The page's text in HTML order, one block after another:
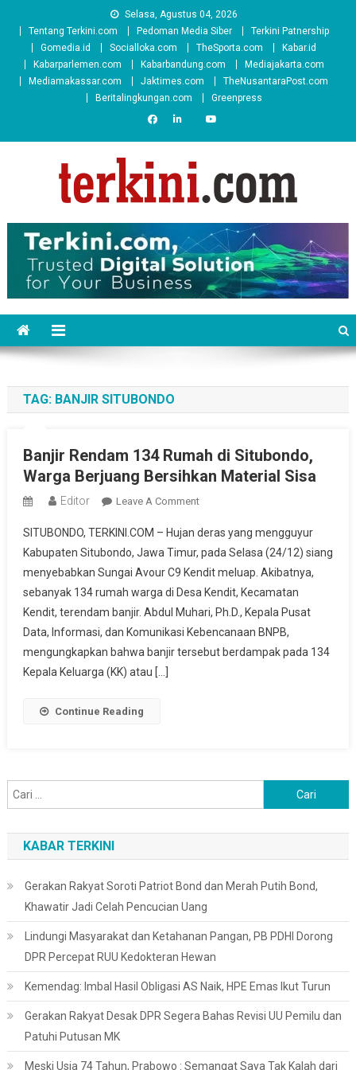
Selasa, Agustus 04, 2026
Tentang Terkini.com
Pedoman Media Siber
Terkini Patnership
Gomedia.id
Socialloka.com TheSporta.com
Kabar.id
Kabarparlemen.com
Kabarbandung.com
Mediajakarta.com
Mediamakassar.com
Jaktimes.com
TheNusantaraPost.com
Beritalingkungan.com
Greenpress
TAG: BANJIR SITUBONDO
Banjir Rendam 134 Rumah di Situbondo,
Warga Berjuang Bersihkan Material Sisa
Editor Leave A CommentOn
Rendam
134
Rumah
Di
Situbondo,
Warga
Berjuang
SITUBONDO, TERKINI.COM – Hujan deras yang mengguyur
Kabupaten Situbondo, Jawa Timur, pada Selasa (24/12) siang
menyebabkan Sungai Avour C9 Kendit meluap. Akibatnya,
sebanyak 134 rumah warga di Desa Kendit, Kecamatan
Kendit, terendam banjir. Abdul Muhari, Ph.D., Kepala Pusat
Data, Informasi, dan Komunikasi Kebencanaan BNPB,
mengungkapkan bahwa banjir tersebut berdampak pada 134
Kepala Keluarga (KK) atau […]
Continue Reading
untuk:
KABAR TERKINI
Gerakan Rakyat Soroti Patriot Bond dan Merah Putih Bond,
Khawatir Jadi Celah Pencucian Uang
Lindungi Masyarakat dan Ketahanan Pangan, PB PDHI Dorong
DPR Percepat RUU Kedokteran Hewan
Kemendag: Imbal Hasil Obligasi AS Naik, HPE Emas Ikut Turun
Gerakan Rakyat Desak DPR Segera Bahas Revisi UU Pemilu dan
Patuhi Putusan MK
Meski Usia 74 Tahun, Prabowo : Semangat Saya Tak Kalah dari